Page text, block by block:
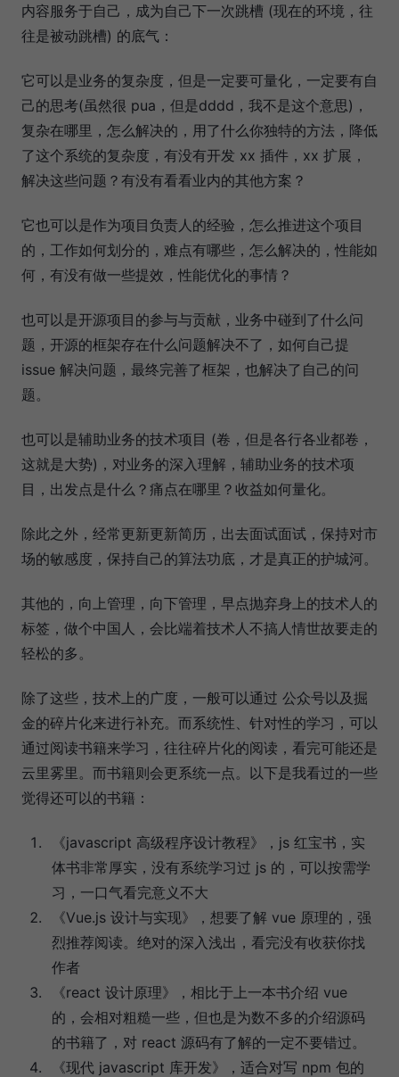
内容服务于自己，成为自己下一次跳槽 (现在的环境，往
往是被动跳槽) 的底气：
它可以是业务的复杂度，但是一定要可量化，一定要有自
己的思考(虽然很 pua，但是dddd，我不是这个意思)，
复杂在哪里，怎么解决的，用了什么你独特的方法，降低
了这个系统的复杂度，有没有开发 xx 插件，xx 扩展，
解决这些问题？有没有看看业内的其他方案？
它也可以是作为项目负责人的经验，怎么推进这个项目
的，工作如何划分的，难点有哪些，怎么解决的，性能如
何，有没有做一些提效，性能优化的事情？
也可以是开源项目的参与与贡献，业务中碰到了什么问
题，开源的框架存在什么问题解决不了，如何自己提
issue 解决问题，最终完善了框架，也解决了自己的问
题。
也可以是辅助业务的技术项目 (卷，但是各行各业都卷，
这就是大势)，对业务的深入理解，辅助业务的技术项
目，出发点是什么？痛点在哪里？收益如何量化。
除此之外，经常更新更新简历，出去面试面试，保持对市
场的敏感度，保持自己的算法功底，才是真正的护城河。
其他的，向上管理，向下管理，早点抛弃身上的技术人的
标签，做个中国人，会比端着技术人不搞人情世故要走的
轻松的多。
除了这些，技术上的广度，一般可以通过 公众号以及掘
金的碎片化来进行补充。而系统性、针对性的学习，可以
通过阅读书籍来学习，往往碎片化的阅读，看完可能还是
云里雾里。而书籍则会更系统一点。以下是我看过的一些
觉得还可以的书籍：
《javascript 高级程序设计教程》，js 红宝书，实
体书非常厚实，没有系统学习过 js 的，可以按需学
习，一口气看完意义不大
《Vue.js 设计与实现》，想要了解 vue 原理的，强
烈推荐阅读。绝对的深入浅出，看完没有收获你找
作者
《react 设计原理》，相比于上一本书介绍 vue
的，会相对粗糙一些，但也是为数不多的介绍源码
的书籍了，对 react 源码有了解的一定不要错过。
《现代 javascript 库开发》，适合对写 npm 包的